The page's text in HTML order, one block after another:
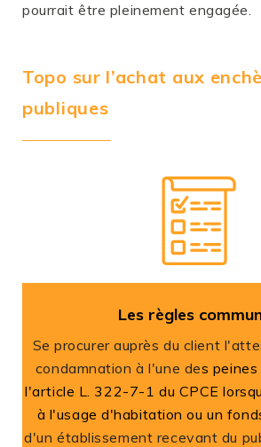
pourrait être pleinement engagée.
Topo sur l’achat aux
publiques
Les règles
Se procurer auprès du client
condamnation à l'une des
l'article L. 322-7-1 du CPCE
à l'usage d'habitation ou un
d'un établissement recevant du